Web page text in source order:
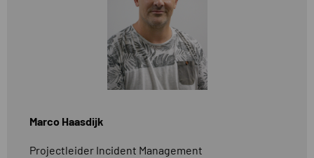
Marco Haasdijk
Projectleider Incident Management